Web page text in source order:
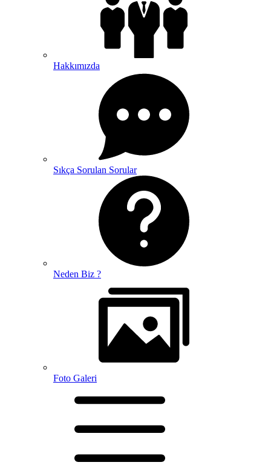
Hakkımızda
Sıkça Sorulan Sorular
Neden Biz ?
Foto Galeri